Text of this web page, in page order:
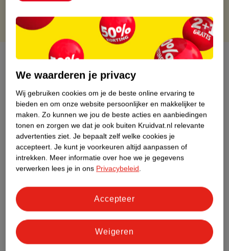
Over dit product
Productinformatie
Etiketinformatie
Nature Impact Score
Dit product heeft (nog) geen Nature
Impact Score.
Bestel & Bezorginformatie
We waarderen je privacy
Wij gebruiken cookies om je de beste online ervaring te
bieden en om onze website persoonlijker en makkelijker te
maken. Zo kunnen we jou de beste acties en aanbiedingen
tonen en zorgen we dat je ook buiten Kruidvat.nl relevante
advertenties ziet. Je bepaalt zelf welke cookies je
accepteert. Je kunt je voorkeuren altijd aanpassen of
intrekken. Meer informatie over hoe we je gegevens
verwerken lees je in ons Privacybeleid.
Weigeren
Accepteer